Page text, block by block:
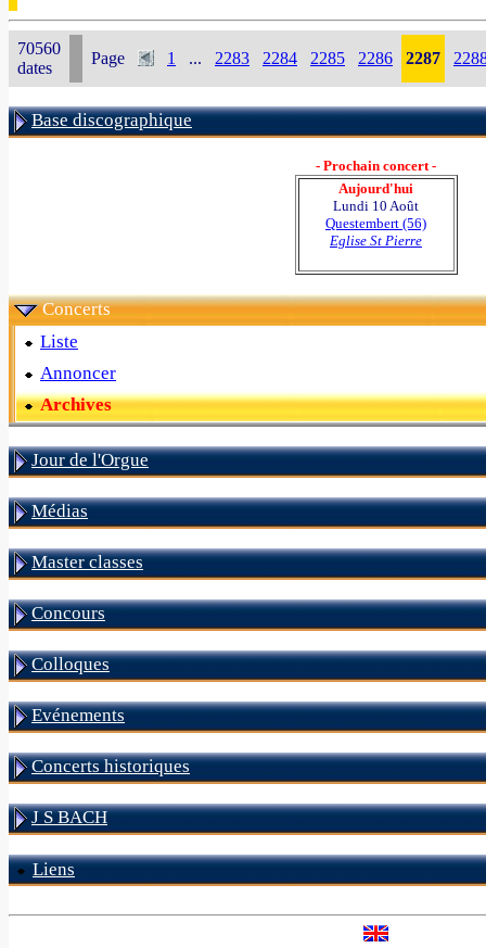
70560
dates
Page 1 ... 2283 2284 2285 2286 2287
Base discographique
- Prochain concert -
Aujourd'hui
Lundi 10 Août
Questembert (56)
Eglise St Pierre
Concerts
Liste
Annoncer
Archives
Jour de l'Orgue
Médias
Master classes
Concours
Colloques
Evénements
Concerts historiques
J S BACH
Liens